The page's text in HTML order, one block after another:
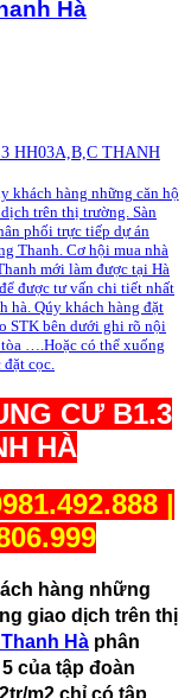
Hà
HH03A,B,C THANH
khách hàng những căn hộ
trên thị trường. Sàn
phối trực tiếp dự án
Thanh. Cơ hội mua nhà
mới làm được tại Hà
được tư vấn chi tiết nhất
hà. Qúy khách hàng đặt
STK bên dưới ghi rõ nội
….Hoặc có thể xuống
cọc.
CƯ B1.3
HÀ
|
hàng những
giao dịch trên thị
Hà phân
của tập đoàn